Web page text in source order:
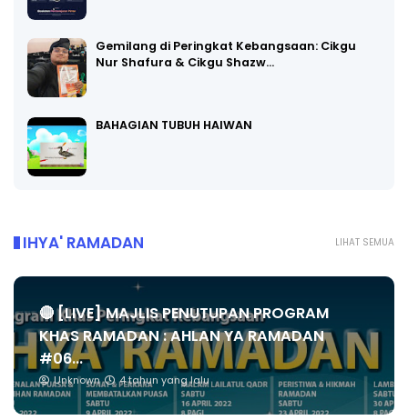
Gemilang di Peringkat Kebangsaan: Cikgu
Nur Shafura & Cikgu Shazw…
BAHAGIAN TUBUH HAIWAN
LIHAT SEMUA
IHYA' RAMADAN
🔴 [LIVE] MAJLIS PENUTUPAN PROGRAM
KHAS RAMADAN : AHLAN YA RAMADAN
#06...
Unknown 4 tahun yang lalu